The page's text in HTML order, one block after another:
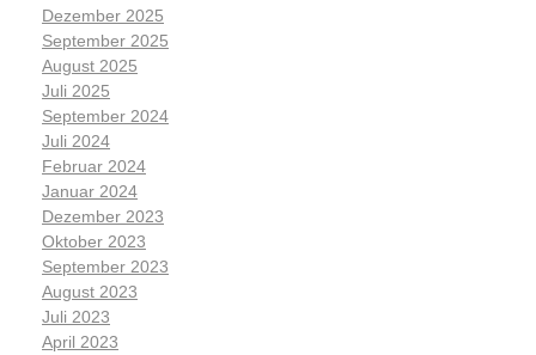
Dezember 2025
September 2025
August 2025
Juli 2025
September 2024
Juli 2024
Februar 2024
Januar 2024
Dezember 2023
Oktober 2023
September 2023
August 2023
Juli 2023
April 2023